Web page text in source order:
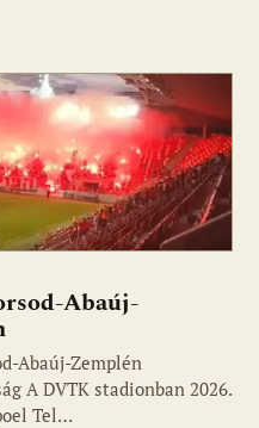
Abaúj-
Abaúj-Zemplén
A DVTK stadionban 2026.
Tel…